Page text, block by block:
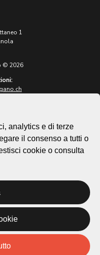
1
© 2026
analytics e di terze
il consenso a tutti o
cookie o consulta